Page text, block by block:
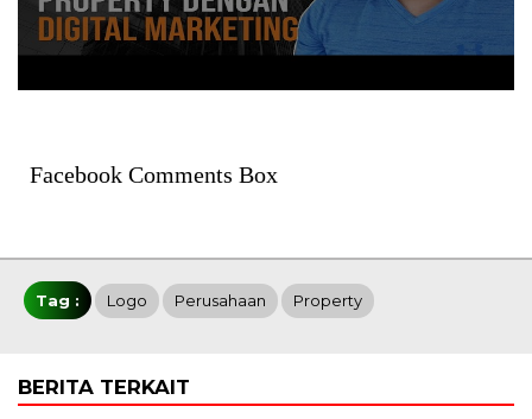
Facebook Comments Box
Tag : Logo Perusahaan Property
BERITA TERKAIT